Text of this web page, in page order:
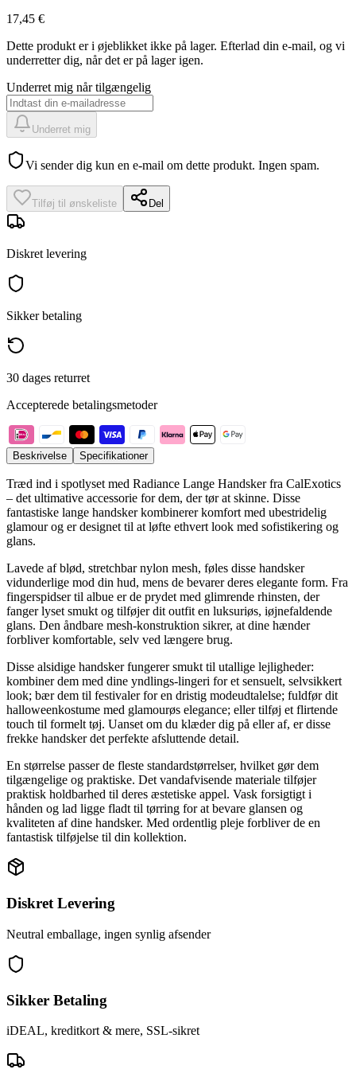
17,45 €
Dette produkt er i øjeblikket ikke på lager. Efterlad din e-mail, og vi
underretter dig, når det er på lager igen.
Underret mig når tilgængelig
Underret mig
Vi sender dig kun en e-mail om dette produkt. Ingen spam.
Tilføj til ønskeliste Del
Diskret levering
Sikker betaling
30 dages returret
Accepterede betalingsmetoder
Beskrivelse Specifikationer
Træd ind i spotlyset med Radiance Lange Handsker fra CalExotics
– det ultimative accessorie for dem, der tør at skinne. Disse
fantastiske lange handsker kombinerer komfort med ubestridelig
glamour og er designet til at løfte ethvert look med sofistikering og
glans.
Lavede af blød, stretchbar nylon mesh, føles disse handsker
vidunderlige mod din hud, mens de bevarer deres elegante form. Fra
fingerspidser til albue er de prydet med glimrende rhinsten, der
fanger lyset smukt og tilføjer dit outfit en luksuriøs, iøjnefaldende
glans. Den åndbare mesh-konstruktion sikrer, at dine hænder
forbliver komfortable, selv ved længere brug.
Disse alsidige handsker fungerer smukt til utallige lejligheder:
kombiner dem med dine yndlings-lingeri for et sensuelt, selvsikkert
look; bær dem til festivaler for en dristig modeudtalelse; fuldfør dit
halloweenkostume med glamourøs elegance; eller tilføj et flirtende
touch til formelt tøj. Uanset om du klæder dig på eller af, er disse
frekke handsker det perfekte afsluttende detail.
En størrelse passer de fleste standardstørrelser, hvilket gør dem
tilgængelige og praktiske. Det vandafvisende materiale tilføjer
praktisk holdbarhed til deres æstetiske appel. Vask forsigtigt i
hånden og lad ligge fladt til tørring for at bevare glansen og
kvaliteten af dine handsker. Med ordentlig pleje forbliver de en
fantastisk tilføjelse til din kollektion.
Diskret Levering
Neutral emballage, ingen synlig afsender
Sikker Betaling
iDEAL, kreditkort & mere, SSL-sikret